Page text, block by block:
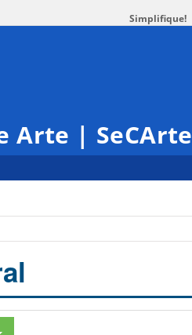
Simplifique!
Arte | SeCArte